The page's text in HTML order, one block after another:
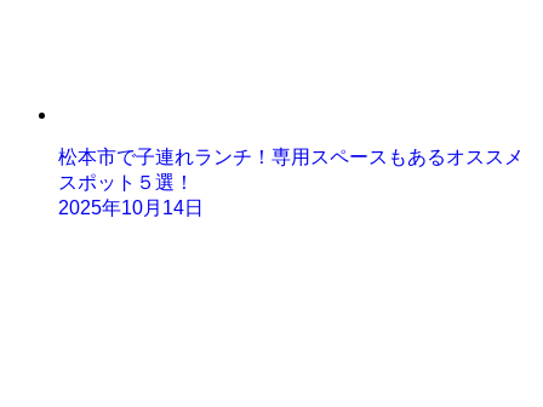
松本市で子連れランチ！専用スペースもあるオススメ
スポット５選！
2025年10月14日